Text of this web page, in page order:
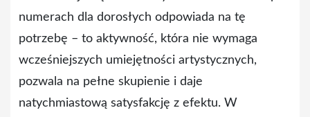
numerach dla dorosłych odpowiada na tę
potrzebę – to aktywność, która nie wymaga
wcześniejszych umiejętności artystycznych,
pozwala na pełne skupienie i daje
natychmiastową satysfakcję z efektu. W